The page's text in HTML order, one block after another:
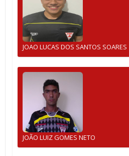
JOAO LUCAS DOS SANTOS SOARES
JOÃO LUIZ GOMES NETO